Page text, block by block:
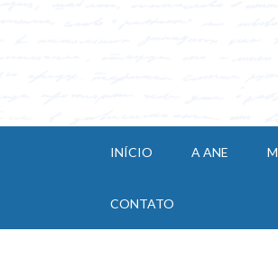
INÍCIO A ANE
CONTATO